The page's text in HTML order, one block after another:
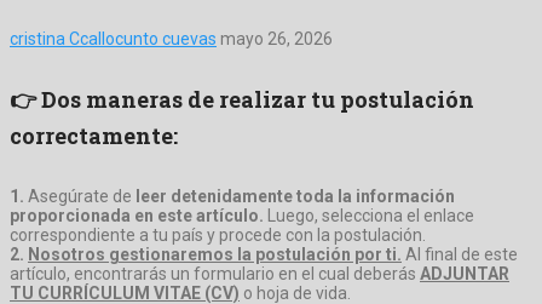
cristina Ccallocunto cuevas mayo 26, 2026
👉 Dos maneras de realizar tu postulación
correctamente:
1. Asegúrate de leer detenidamente toda la información
proporcionada en este artículo. Luego, selecciona el enlace
correspondiente a tu país y procede con la postulación.
2. Nosotros gestionaremos la postulación por ti. Al final de este
artículo, encontrarás un formulario en el cual deberás ADJUNTAR
TU CURRÍCULUM VITAE (CV) o hoja de vida.